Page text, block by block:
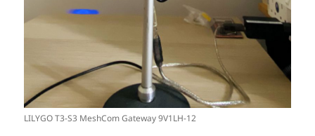
LILYGO T3-S3 MeshCom Gateway 9V1LH-12